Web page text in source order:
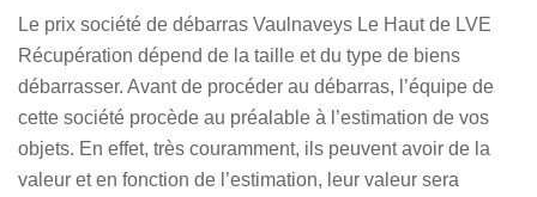
Le prix société de débarras Vaulnaveys Le Haut de LVE
Récupération dépend de la taille et du type de biens
débarrasser. Avant de procéder au débarras, l’équipe de
cette société procède au préalable à l’estimation de vos
objets. En effet, très couramment, ils peuvent avoir de la
valeur et en fonction de l’estimation, leur valeur sera